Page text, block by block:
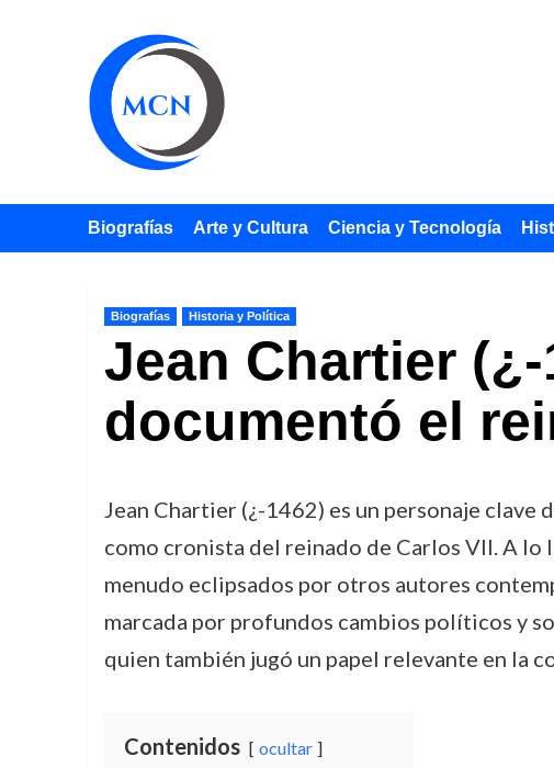
Biografías Arte y Cultura Ciencia y Tecnología
Biografías Historia y Política
Jean Chartier
documentó el
Jean Chartier (¿-1462) es un personaje
como cronista del reinado de Carlos VII. A lo
menudo eclipsados por otros autores
marcada por profundos cambios políticos y
quien también jugó un papel relevante en la
Contenidos ocultar